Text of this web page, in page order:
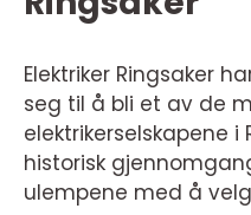
Elektriker Ringsaker
seg til å bli et av de
elektrikerselskapene i
historisk
ulempene med å